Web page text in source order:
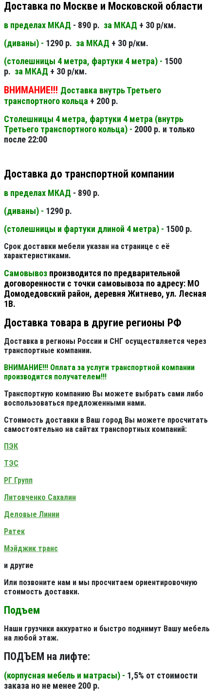
Доставка по Москве и Московской области
в пределах МКАД - 890 р. за МКАД + 30 р/км.
(диваны) - 1290 р. за МКАД + 30 р/км.
(столешницы 4 метра, фартуки 4 метра) - 1500
р. за МКАД + 30 р/км.
ВНИМАНИЕ!!! Доставка внутрь Третьего
транспортного кольца + 200 р.
Столешницы 4 метра, фартуки 4 метра (внутрь
Третьего транспортного кольца) - 2000 р. и только
после 22:00
Доставка до транспортной компании
в пределах МКАД - 890 р.
(диваны) - 1290 р.
(столешницы и фартуки длиной 4 метра) - 1500 р.
Срок доставки мебели указан на странице с её
характеристиками.
Самовывоз производится по предварительной
договоренности с точки самовывоза по адресу: МО
Домодедовский район, деревня Житнево, ул. Лесная
1В.
Доставка товара в другие регионы РФ
Доставка в регионы России и СНГ осуществляется через
транспортные компании.
ВНИМАНИЕ!!! Оплата за услуги транспортной компании
производится получателем!!!
Транспортную компанию Вы можете выбрать сами либо
воспользоваться предложенными нами.
Стоимость доставки в Ваш город Вы можете просчитать
самостоятельно на сайтах транспортных компаний:
ПЭК
ТЭС
РГ Групп
Литовченко Сахалин
Деловые Линии
Ратек
Мэйджик транс
и другие
Или позвоните нам и мы просчитаем ориентировочную
стоимость доставки.
Подъем
Наши грузчики аккуратно и быстро поднимут Вашу мебель
на любой этаж.
ПОДЪЕМ на лифте:
(корпусная мебель и матрасы) - 1,5% от стоимости
заказа но не менее 200 р.